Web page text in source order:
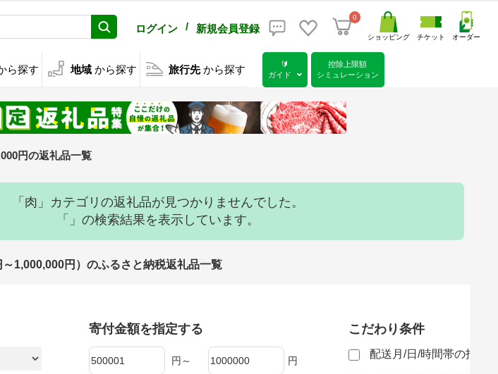
ログイン / 新規会員登録
0
ショッピング チケット オーダー
ら探す 地域 から探す 旅行先 から探す
🔰
ガイド
控除上限額
シミュレーション
円の返礼品一覧
「肉」カテゴリの返礼品が見つかりませんでした。
「」の検索結果を表示しています。
1,000,000円）のふるさと納税返礼品一覧
寄付金額を指定する
円～ 円
こだわり条件
配送月/日/時間帯の指定